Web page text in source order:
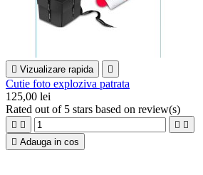
 Vizualizare rapida 
Cutie foto exploziva patrata
125,00 lei
Rated out of 5 stars based on review(s)
   
 Adauga in cos